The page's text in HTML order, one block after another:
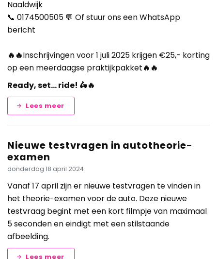
Naaldwijk
📞 0174500505 💬 Of stuur ons een WhatsApp
bericht
🔥 🔥Inschrijvingen voor 1 juli 2025 krijgen €25,- korting
op een meerdaagse praktijkpakket🔥 🔥
Ready, set… ride! 🛵🔥
Lees meer
Nieuwe testvragen in autotheorie-
examen
donderdag 18 april 2024
Vanaf 17 april zijn er nieuwe testvragen te vinden in
het theorie-examen voor de auto. Deze nieuwe
testvraag begint met een kort filmpje van maximaal
5 seconden en eindigt met een stilstaande
afbeelding.
Lees meer